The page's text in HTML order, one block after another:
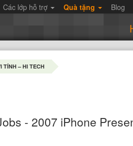
Các lớp hỗ trợ Quà tặng Blog
TÍNH – HI TECH
- 2007 iPhone